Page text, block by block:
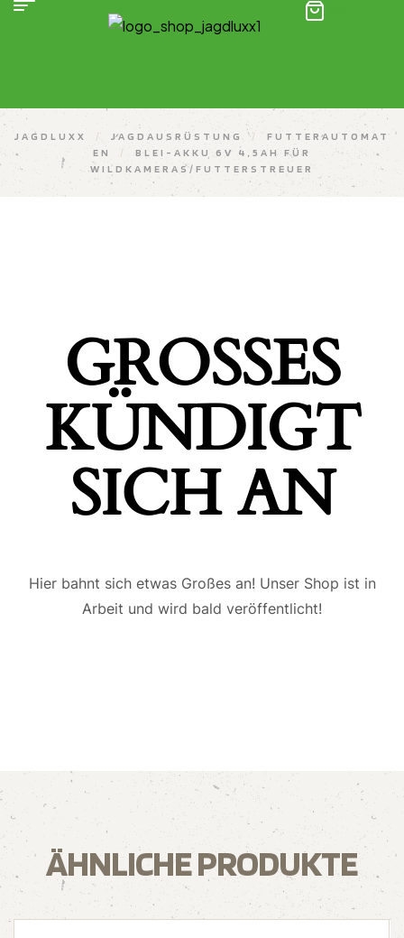
JAGDLUXX / JAGDAUSRÜSTUNG /
FUTTERAUTOMAT
EN
/
BLEI-AKKU 6V 4,5AH FÜR
WILDKAMERAS/FUTTERSTREUER
GROSSES K
ÜNDIGT S
ICH AN
Hier bahnt sich etwas Großes an! Unser Shop ist in
Arbeit und wird bald veröffentlicht!
ÄHNLICHE PRODUKTE